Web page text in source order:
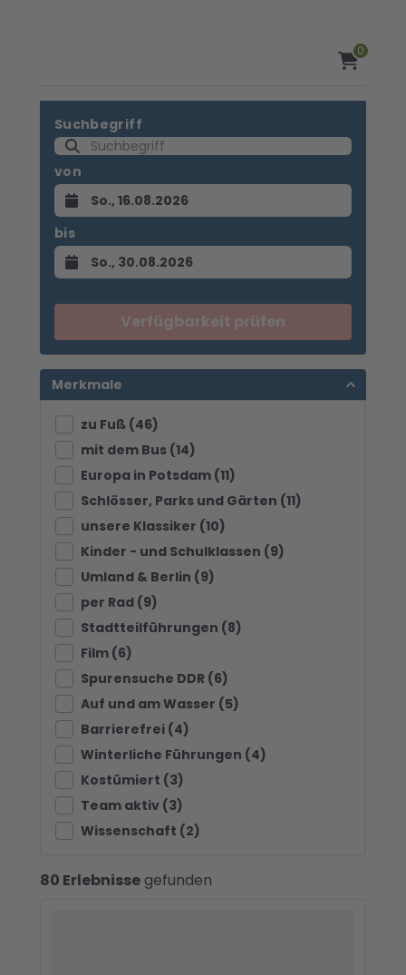
0
Suchbegriff
von
bis
Verfügbarkeit prüfen
Merkmale
zu Fuß (46)
mit dem Bus (14)
Europa in Potsdam (11)
Schlösser, Parks und Gärten (11)
unsere Klassiker (10)
Kinder - und Schulklassen (9)
Umland & Berlin (9)
per Rad (9)
Stadtteilführungen (8)
Film (6)
Spurensuche DDR (6)
Auf und am Wasser (5)
Barrierefrei (4)
Winterliche Führungen (4)
Kostümiert (3)
Team aktiv (3)
Wissenschaft (2)
80 Erlebnisse gefunden